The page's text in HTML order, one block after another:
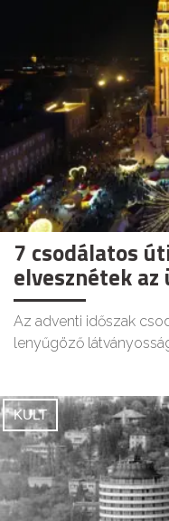
7 csodálatos
elvesznétek
Az adventi időszak
lenyűgöző
KULT